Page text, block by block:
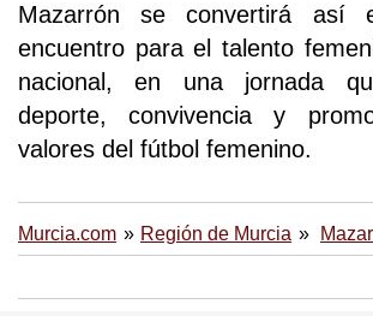
Mazarrón se convertirá así
encuentro para el talento
nacional, en una jornada
deporte, convivencia y
valores del fútbol femenino.
Murcia.com Región de Murcia